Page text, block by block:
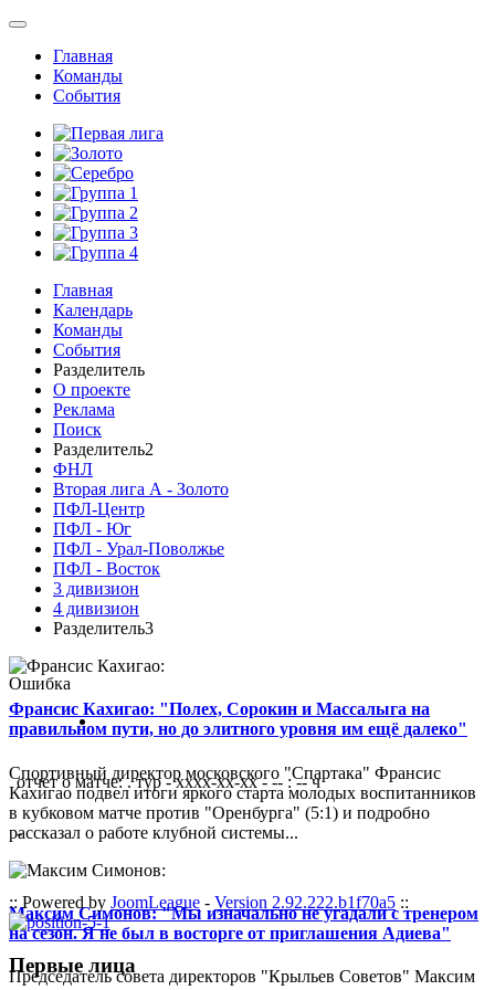
Главная
Команды
События
Главная
Календарь
Команды
События
Разделитель
О проекте
Реклама
Поиск
Разделитель2
ФНЛ
Вторая лига А - Золото
ПФЛ-Центр
ПФЛ - Юг
ПФЛ - Урал-Поволжье
ПФЛ - Восток
3 дивизион
4 дивизион
Разделитель3
Франсис Кахигао: "Полех, Сорокин и Массалыга на
правильном пути, но до элитного уровня им ещё далеко"
Спортивный директор московского "Спартака" Франсис
Кахигао подвел итоги яркого старта молодых воспитанников
в кубковом матче против "Оренбурга" (5:1) и подробно
рассказал о работе клубной системы...
Максим Симонов: "Мы изначально не угадали с тренером
на сезон. Я не был в восторге от приглашения Адиева"
Председатель совета директоров "Крыльев Советов" Максим
Ошибка
отчет о матче: . тур - xxxx-xx-xx - -- : -- ч
-
:: Powered by JoomLeague - Version 2.92.222.b1f70a5 ::
Первые лица